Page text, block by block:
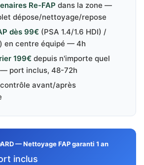
Re-FAP dans la zone —
dépose/nettoyage/repose
dès 99€ (PSA 1.4/1.6 HDI) /
en centre équipé — 4h
199€ depuis n'importe quel
port inclus, 48-72h
avant/après
— Nettoyage FAP garanti 1 an
inclus